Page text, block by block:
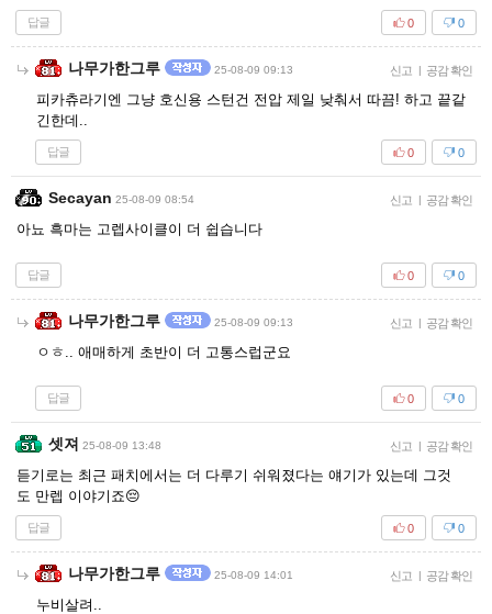
답글 0
0
나무가한그루 25-08-09 09:13 신고 | 공감 확인
피카츄라기엔 그냥 호신용 스턴건 전압 제일 낮춰서 따끔! 하고 끝같
긴한데..
답글 0
0
Secayan 25-08-09 08:54 신고 | 공감 확인
아뇨 흑마는 고렙사이클이 더 쉽습니다
답글 0
0
나무가한그루 25-08-09 09:13 신고 | 공감 확인
ㅇㅎ.. 애매하게 초반이 더 고통스럽군요
답글 0
0
셋져 25-08-09 13:48 신고 | 공감 확인
듣기로는 최근 패치에서는 더 다루기 쉬워졌다는 얘기가 있는데 그것
도 만렙 이야기죠😔
답글 0
0
나무가한그루 25-08-09 14:01 신고 | 공감 확인
누비살려..